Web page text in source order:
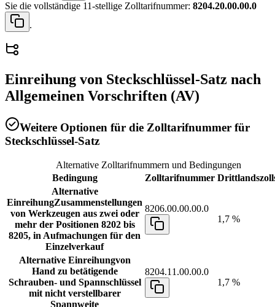
Sie die vollständige 11-stellige Zolltarifnummer: 8204.20.00.00.0
.
Einreihung von Steckschlüssel-Satz nach
Allgemeinen Vorschriften (AV)
Weitere Optionen für die Zolltarifnummer für
Steckschlüssel-Satz
Alternative Zolltarifnummern und Bedingungen
Bedingung
Zolltarifnummer
Alternative
EinreihungZusammenstellungen
von Werkzeugen aus zwei oder
mehr der Positionen 8202 bis
8205, in Aufmachungen für den
Einzelverkauf
8206.00.00.00.0
1,7 %
Alternative Einreihungvon
Hand zu betätigende
Schrauben- und Spannschlüssel
mit nicht verstellbarer
Spannweite
8204.11.00.00.0
1,7 %